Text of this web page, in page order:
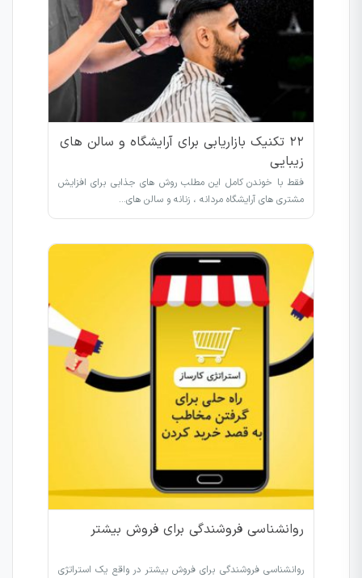
۲۲ تکنیک بازاریابی برای آرایشگاه و سالن های
زیبایی
فقط با خوندن کامل این مطلب روش های جذابی برای افزایش
مشتری های آرایشگاه مردانه ، زنانه و سالن های…
روانشناسی فروشندگی برای فروش بیشتر
روانشناسی فروشندگی برای فروش بیشتر در واقع یک استراتژی